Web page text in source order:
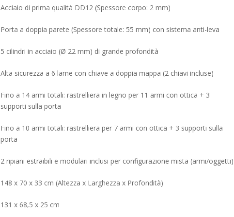
Acciaio di prima qualità DD12 (Spessore corpo: 2 mm)
Porta a doppia parete (Spessore totale: 55 mm) con sistema anti-leva
5 cilindri in acciaio (Ø 22 mm) di grande profondità
Alta sicurezza a 6 lame con chiave a doppia mappa (2 chiavi incluse)
Fino a 14 armi totali: rastrelliera in legno per 11 armi con ottica + 3
supporti sulla porta
Fino a 10 armi totali: rastrelliera per 7 armi con ottica + 3 supporti sulla
porta
2 ripiani estraibili e modulari inclusi per configurazione mista (armi/oggetti)
148 x 70 x 33 cm (Altezza x Larghezza x Profondità)
131 x 68,5 x 25 cm